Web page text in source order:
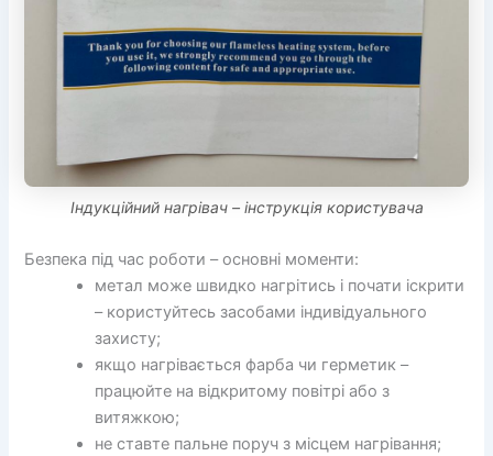
Індукційний нагрівач – інструкція користувача
Безпека під час роботи – основні моменти:
метал може швидко нагрітись і почати іскрити
– користуйтесь засобами індивідуального
захисту;
якщо нагрівається фарба чи герметик –
працюйте на відкритому повітрі або з
витяжкою;
не ставте пальне поруч з місцем нагрівання;